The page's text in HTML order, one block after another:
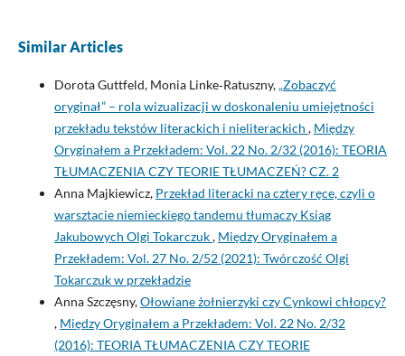
Similar Articles
Dorota Guttfeld, Monia Linke‑Ratuszny, „Zobaczyć
oryginał” – rola wizualizacji w doskonaleniu umiejętności
przekładu tekstów literackich i nieliterackich , Między
Oryginałem a Przekładem: Vol. 22 No. 2/32 (2016): TEORIA
TŁUMACZENIA CZY TEORIE TŁUMACZEŃ? CZ. 2
Anna Majkiewicz, Przekład literacki na cztery ręce, czyli o
warsztacie niemieckiego tandemu tłumaczy Ksiąg
Jakubowych Olgi Tokarczuk, Między Oryginałem a
Przekładem: Vol. 27 No. 2/52 (2021): Twórczość Olgi
Tokarczuk w przekładzie
Anna Szczęsny,Ołowiane żołnierzyki czy Cynkowi chłopcy?
, Między Oryginałem a Przekładem: Vol. 22 No. 2/32
(2016): TEORIA TŁUMACZENIA CZY TEORIE